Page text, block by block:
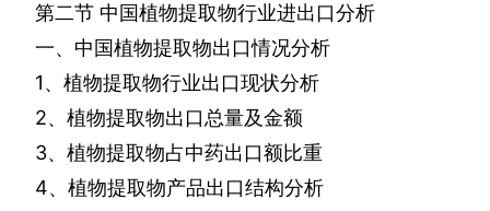
第二节 中国植物提取物行业进出口分析
一、中国植物提取物出口情况分析
1、植物提取物行业出口现状分析
2、植物提取物出口总量及金额
3、植物提取物占中药出口额比重
4、植物提取物产品出口结构分析